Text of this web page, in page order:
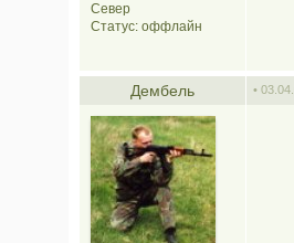
Север
Статус: оффлайн
Дембель •